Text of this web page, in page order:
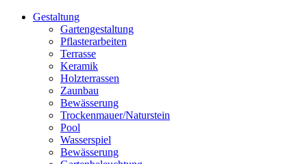
Gestaltung
Gartengestaltung
Pflasterarbeiten
Terrasse
Keramik
Holzterrassen
Zaunbau
Bewässerung
Trockenmauer/Naturstein
Pool
Wasserspiel
Bewässerung